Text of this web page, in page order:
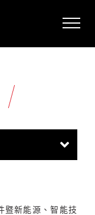
暨新能源、智能技